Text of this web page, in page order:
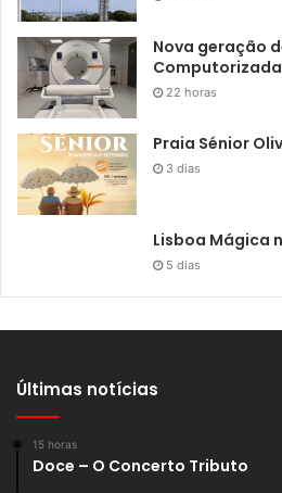
Nova geração
22 horas
Praia Sénior
3 dias
Lisboa Mágica
5 dias
Últimas notícias
15 horas
Doce – O Concerto Tributo